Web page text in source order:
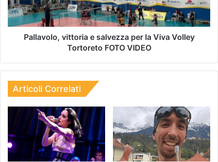
Pallavolo, vittoria e salvezza per la Viva Volley
Tortoreto FOTO VIDEO
Articoli Correlati